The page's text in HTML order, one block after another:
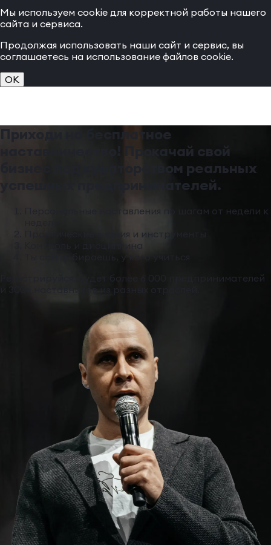
Мы используем cookie для корректной работы нашего
сайта и сервиса.
Продолжая использовать наши сайт и сервис, вы
соглашаетесь на использование файлов cookie.
OK
Приходи на бесплатное
наставничество! Прокачай свой
бизнес под кураторством реальных
успешных предпринимателей.
Персональные наставления по шагам от недели к
Практические знания и инструменты
Контроль и дисциплина
Ты сам выбираешь, у кого учиться
Регистрируйся, будет более 6 000 предпринимателей
и 300+ наставников из разных отраслей.